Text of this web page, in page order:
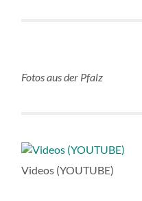
Fotos aus der Pfalz
Videos (YOUTUBE)